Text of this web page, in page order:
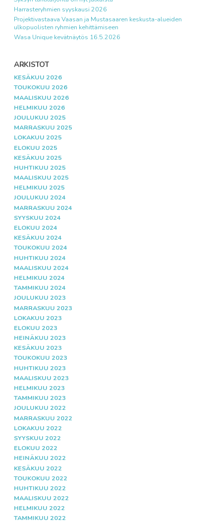
Harrasteryhmien syyskausi 2026
Projektivastaava Vaasan ja Mustasaaren keskusta-alueiden
ulkopuolisten ryhmien kehittämiseen
Wasa Unique kevätnäytös 16.5.2026
ARKISTOT
KESÄKUU 2026
TOUKOKUU 2026
MAALISKUU 2026
HELMIKUU 2026
JOULUKUU 2025
MARRASKUU 2025
LOKAKUU 2025
ELOKUU 2025
KESÄKUU 2025
HUHTIKUU 2025
MAALISKUU 2025
HELMIKUU 2025
JOULUKUU 2024
MARRASKUU 2024
SYYSKUU 2024
ELOKUU 2024
KESÄKUU 2024
TOUKOKUU 2024
HUHTIKUU 2024
MAALISKUU 2024
HELMIKUU 2024
TAMMIKUU 2024
JOULUKUU 2023
MARRASKUU 2023
LOKAKUU 2023
ELOKUU 2023
HEINÄKUU 2023
KESÄKUU 2023
TOUKOKUU 2023
HUHTIKUU 2023
MAALISKUU 2023
HELMIKUU 2023
TAMMIKUU 2023
JOULUKUU 2022
MARRASKUU 2022
LOKAKUU 2022
SYYSKUU 2022
ELOKUU 2022
HEINÄKUU 2022
KESÄKUU 2022
TOUKOKUU 2022
HUHTIKUU 2022
MAALISKUU 2022
HELMIKUU 2022
TAMMIKUU 2022